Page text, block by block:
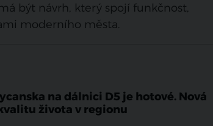
být návrh, který spojí funkčnost,
moderního města.
na dálnici D5 je hotové. Nová
života v regionu